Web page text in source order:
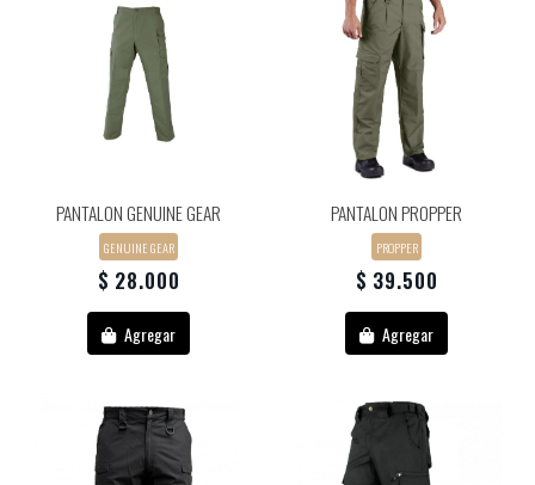
PANTALON GENUINE GEAR
GENUINE GEAR
$ 28.000
Agregar
PANTALON PROPPER
PROPPER
$ 39.500
Agregar